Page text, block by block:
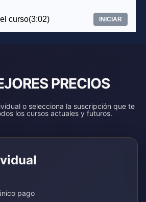
curso(3:02) INICIAR
PRECIOS
o selecciona la suscripción que te
los cursos actuales y futuros.
pago